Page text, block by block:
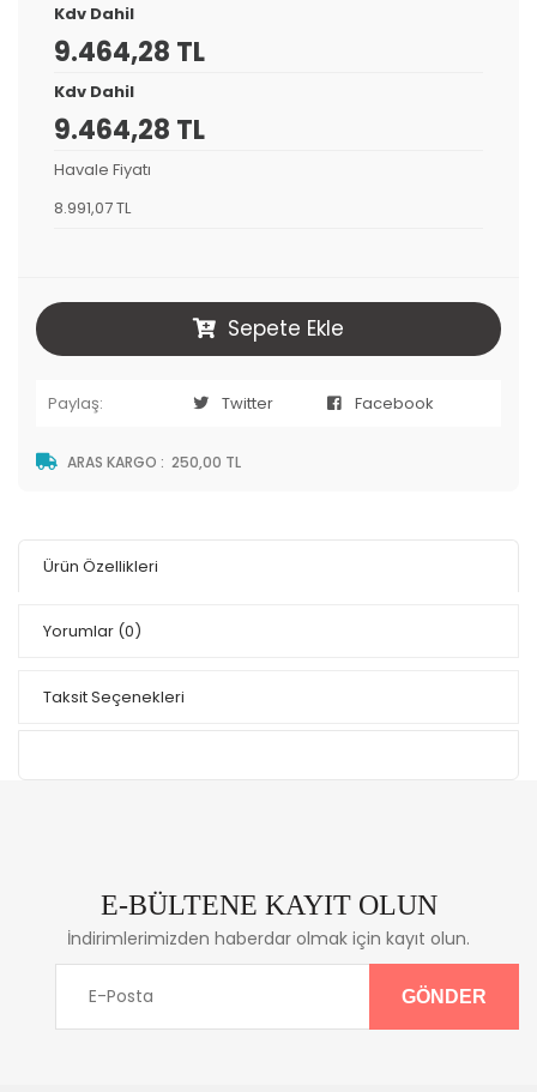
Kdv Dahil
9.464,28 TL
Kdv Dahil
9.464,28 TL
Havale Fiyatı
8.991,07 TL
Sepete Ekle
Paylaş: Twitter Facebook
ARAS KARGO : 250,00 TL
Ürün Özellikleri
Yorumlar (0)
Taksit Seçenekleri
E-BÜLTENE KAYIT OLUN
İndirimlerimizden haberdar olmak için kayıt olun.